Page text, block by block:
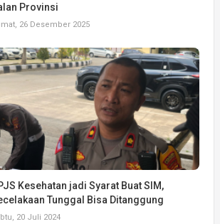
Provinsi
26 Desember 2025
Kesehatan jadi Syarat Buat SIM,
Tunggal Bisa Ditanggung
20 Juli 2024